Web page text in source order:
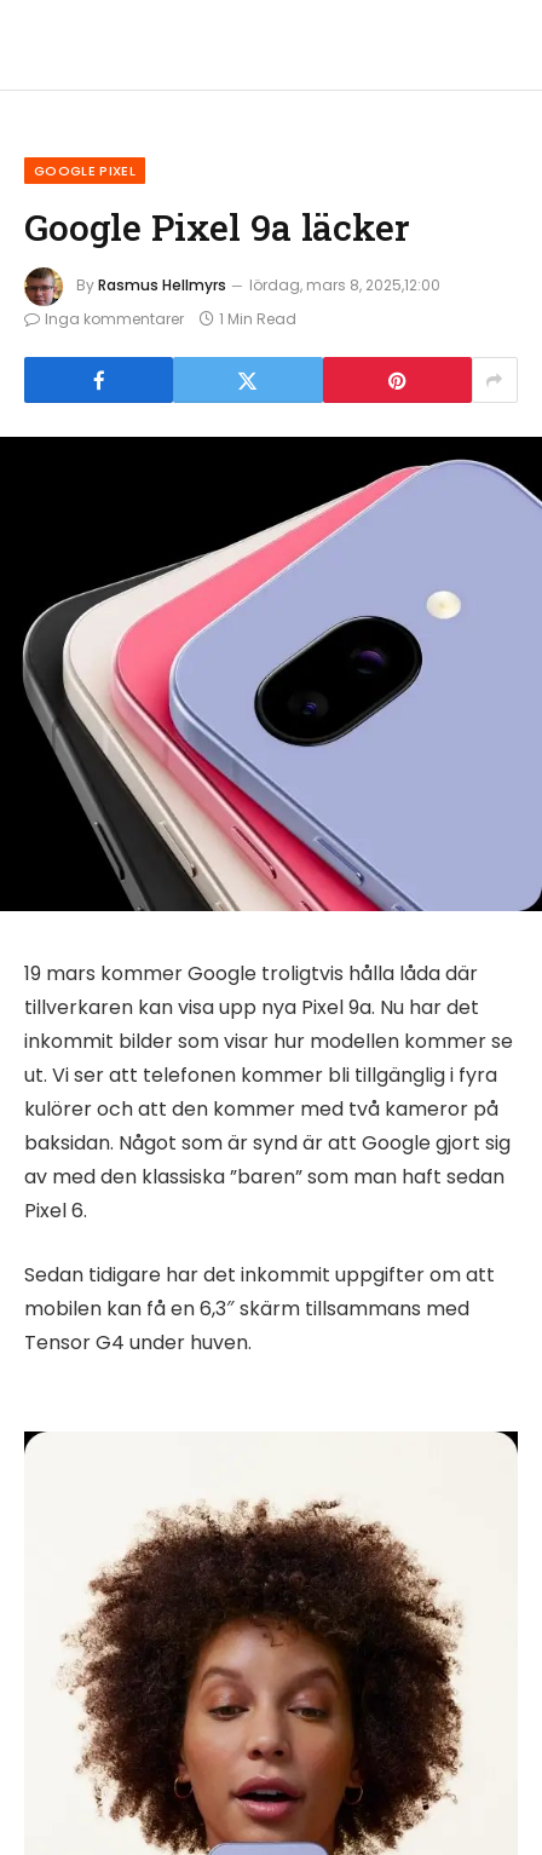
GOOGLE PIXEL
Google Pixel 9a läcker
ByRasmus Hellmyrs
lördag, mars 8, 2025,12:00
Inga kommentarer
1 Min Read
19 mars kommer Google troligtvis hålla låda där
tillverkaren kan visa upp nya Pixel 9a. Nu har det
inkommit bilder som visar hur modellen kommer se
ut. Vi ser att telefonen kommer bli tillgänglig i fyra
kulörer och att den kommer med två kameror på
baksidan. Något som är synd är att Google gjort sig
av med den klassiska ”baren” som man haft sedan
Pixel 6.
Sedan tidigare har det inkommit uppgifter om att
mobilen kan få en 6,3″ skärm tillsammans med
Tensor G4 under huven.